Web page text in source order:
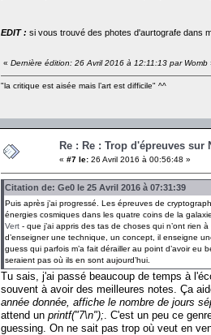
EDIT : si vous trouvé des photes d'aurtografe dans
« Dernière édition: 26 Avril 2016 à 12:11:13 par Womb
"la critique est aisée mais l’art est difficile" ^^
Re : Re : Trop d'épreuves sur
« #7 le: 26 Avril 2016 à 00:56:48 »
Citation de: Ge0 le 25 Avril 2016 à 07:31:39
Puis après j’ai progressé. Les épreuves de
énergies cosmiques dans les quatre coins de la
Vert - que j’ai appris des tas de choses qui n’ont rien
d’enseigner une technique, un concept, il enseigne
guess qui parfois m’a fait dérailler au point d’avoir eu
seraient pas où ils en sont aujourd’hui.
Tu sais, j'ai passé beaucoup de temps à
souvent à avoir des meilleures notes. Ça
année donnée, affiche le nombre de jours
attend un printf("7\n"); . C'est un peu ce
guessing. On ne sait pas trop où veut en